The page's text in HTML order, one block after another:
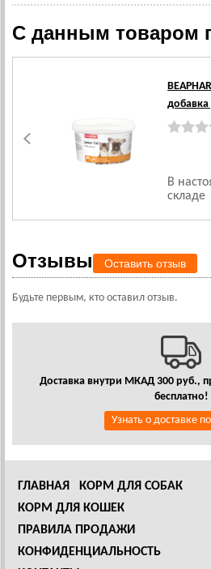
С данным товаром
добавка
В
складе
Отзывы Оставить отзыв
Будьте первым, кто оставил отзыв.
Доставка внутри МКАД 300 руб.,
бесплатно!
Узнать о доставке
ГЛАВНАЯ
КОРМ ДЛЯ СОБАК
КОРМ ДЛЯ КОШЕК
ПРАВИЛА ПРОДАЖИ
КОНФИДЕНЦИАЛЬНОСТЬ